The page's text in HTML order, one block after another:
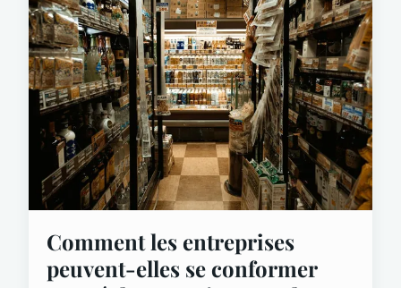
Comment les entreprises
peuvent-elles se conformer